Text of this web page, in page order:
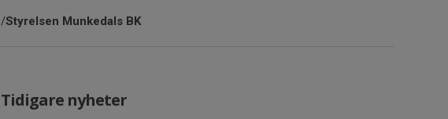
/Styrelsen Munkedals BK
Tidigare nyheter